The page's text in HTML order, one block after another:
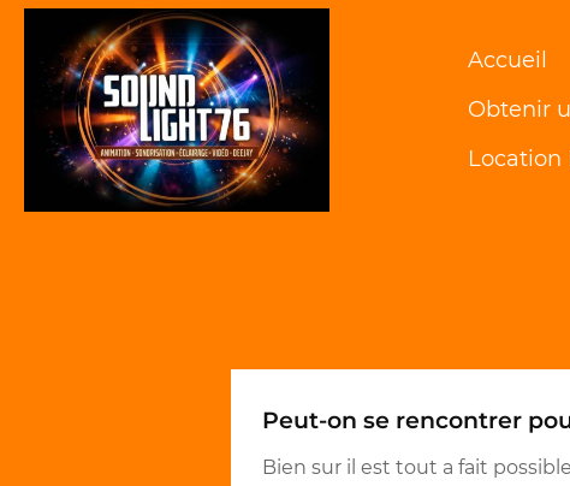
Accueil
Obtenir
Location
Peut-on se rencontrer
Bien sur il est tout a fait